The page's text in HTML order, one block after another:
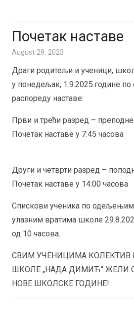
Почетак наставе
August 29, 2023
Драги родитељи и ученици,
у понедељак, 1.9.2025.године
распореду наставе:
Први и трећи разред – преподне
Почетак наставе у 7:45 часова
Други и четврти разред –
Почетак наставе у 14:00 часова
Спискови ученика по
улазним вратима школе
од 10 часова.
СВИМ УЧЕНИЦИМА КОЛЕКТИВ
ШКОЛЕ „НАДА ДИМИЋ“ ЖЕЛИ
НОВЕ ШКОЛСКЕ ГОДИНЕ!